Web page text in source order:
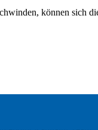
können sich